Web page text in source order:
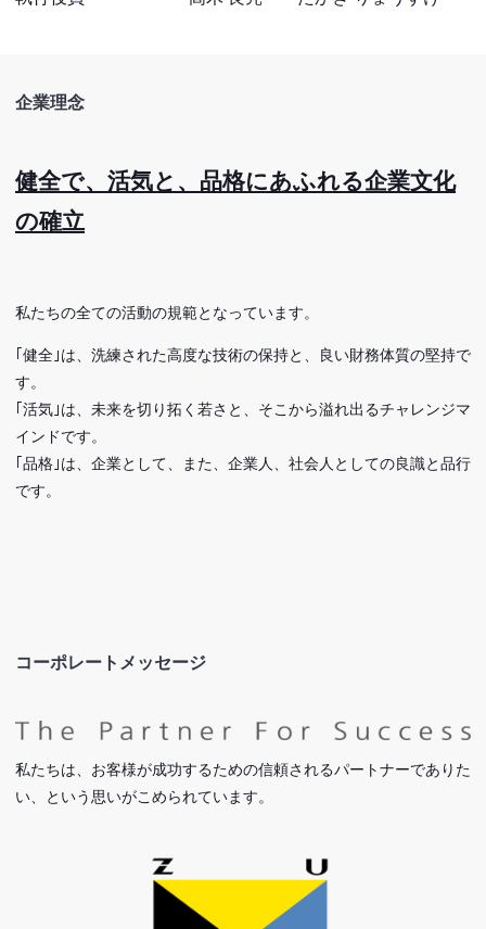
企業理念
健全で、活気と、品格にあふれる企業文化
の確立
私たちの全ての活動の規範となっています。
｢健全｣は、洗練された高度な技術の保持と、良い財務体質の堅持で
す。
｢活気｣は、未来を切り拓く若さと、そこから溢れ出るチャレンジマ
インドです。
｢品格｣は、企業として、また、企業人、社会人としての良識と品行
です。
コーポレートメッセージ
私たちは、お客様が成功するための信頼されるパートナーでありた
い、という思いがこめられています。